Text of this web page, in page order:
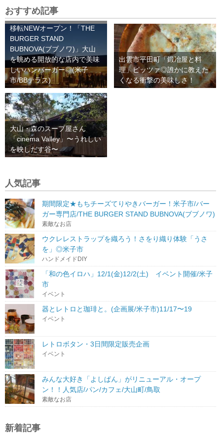
おすすめ記事
移転NEWオープン！「THE
BURGER STAND
BUBNOVA(ブブノワ)」大山
を眺める開放的な店内で美味
しいハンバーガー◎(米子
市/BBテラス)
出雲市平田町「鍛冶屋と料
理」ピッツァ◎誰かに教えた
くなる衝撃の美味しさ！
大山・森のスープ屋さん
「cinema Valley」〜うれしい
を映しだす谷〜
人気記事
期間限定★もちチーズてりやきバーガー！米子市/バー
ガー専門店/THE BURGER STAND BUBNOVA(ブブノワ)
素敵なお店
ウクレレストラップを織ろう！さをり織り体験「うさ
を」◎米子市
ハンドメイドDIY
「和の色イロハ」12/1(金)12/2(土) イベント開催/米子
市
イベント
器とレトロと珈琲と。(企画展/米子市)11/17〜19
イベント
レトロボタン・3日間限定販売企画
イベント
みんな大好き「よしぱん」がリニューアル・オープ
ン！！人気店/パン/カフェ/大山町/鳥取
素敵なお店
新着記事